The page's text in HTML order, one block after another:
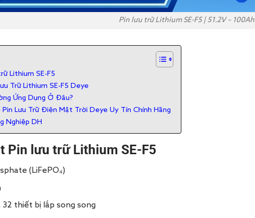
Pin lưu trữ Lithium SE-F5 | 51.2V – 100Ah
Lithium SE-F5
Trữ Lithium SE-F5 Deye
Ứng Dụng Ở Đâu?
Lưu Trữ Điện Mặt Trời Deye Uy Tín Chính Hãng
Nghiệp DH
Pin lưu trữ Lithium SE-F5
(LiFePO₄)
32 thiết bị lắp song song